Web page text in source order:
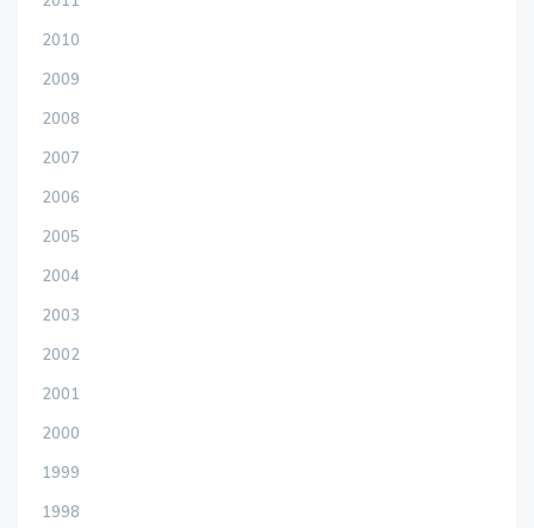
2010
2009
2008
2007
2006
2005
2004
2003
2002
2001
2000
1999
1998